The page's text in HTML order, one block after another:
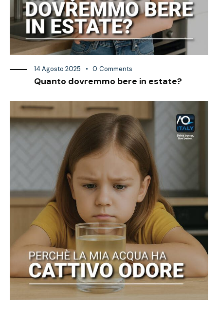
14 Agosto 2025 0 Comments
Quanto dovremmo bere in estate?